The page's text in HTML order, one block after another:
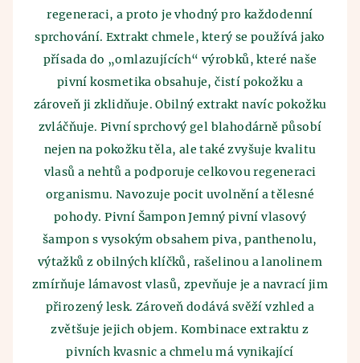
regeneraci, a proto je vhodný pro každodenní
sprchování. Extrakt chmele, který se používá jako
přísada do „omlazujících“ výrobků, které naše
pivní kosmetika obsahuje, čistí pokožku a
zároveň ji zklidňuje. Obilný extrakt navíc pokožku
zvláčňuje. Pivní sprchový gel blahodárně působí
nejen na pokožku těla, ale také zvyšuje kvalitu
vlasů a nehtů a podporuje celkovou regeneraci
organismu. Navozuje pocit uvolnění a tělesné
pohody. Pivní Šampon Jemný pivní vlasový
šampon s vysokým obsahem piva, panthenolu,
výtažků z obilných klíčků, rašelinou a lanolinem
zmírňuje lámavost vlasů, zpevňuje je a navrací jim
přirozený lesk. Zároveň dodává svěží vzhled a
zvětšuje jejich objem. Kombinace extraktu z
pivních kvasnic a chmelu má vynikající
Spojení piva a lázní je oficiálně známo z dob
vědění o blahodárných účincích koupání se v pivu.
Již v této době objevili preventivní účinky pivních
lázní a pivních koupelí.
Průběh výroby se po staletí nezměnil - vše začíná
mletím sladu a následným vařením piva. Mladina se
posléze ochladí a použijí se vyprodukované
kvasnice a následně probíhá hlavní kvašení. Tento
pivní polotovar se uloží do pivních tanků, kde pivo
leží a zraje. Po ležení a zrání piva následuje
křemelinová a mikrobiologická filtrace. Zde už
všichni milovníci piva jásají, neboť po těchto
procedurách se pivo stáčí a expeduje se.